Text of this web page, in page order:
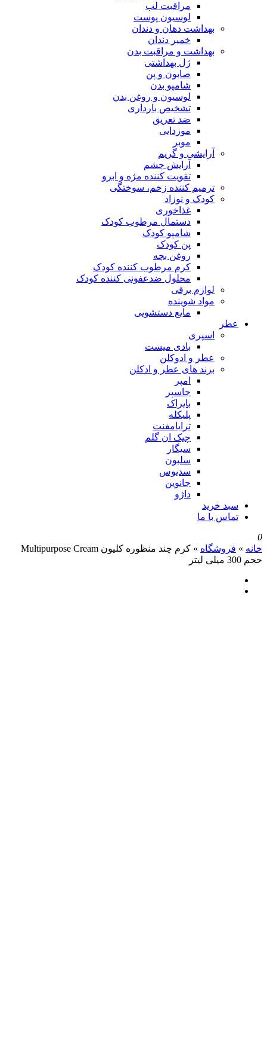
مراقبت لب
لوسیون پوست
بهداشت دهان و دندان
خمیر دندان
بهداشت و مراقبت بدن
ژل بهداشتی
صابون و پن
شامپو بدن
لوسیون و روغن بدن
تشخیص بارداری
ضد تعریق
موزدایی
آرایشی و گریم
آرایش چشم
تقویت کننده مژه و ابرو
ترمیم کننده زخم، سوختگی
کودک و نوزاد
غذاخوری
دستمال مرطوب کودک
شامپو کودک
پن کودک
روغن بچه
کرم مرطوب کننده کودک
محلول ضدعفونی کننده کودک
لوازم برقی
مواد شوینده
مایع دستشویی
اسپری
بادی میست
عطر و ادوکلن
برند های عطر و ادکلن
ترایامفنت
چیک ان گلم
سدیوس
خرید
با ما
» کرم چند منظوره کلیون Multipurpose Cream